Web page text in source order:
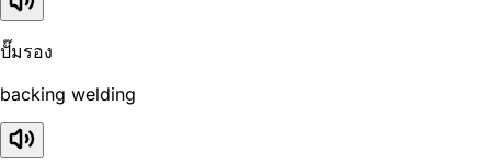
ปั๊มรอง
backing welding